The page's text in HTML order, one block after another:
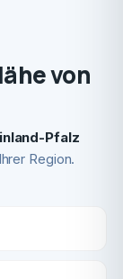
von
Pfalz
Region.